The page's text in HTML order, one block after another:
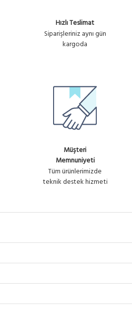
Hızlı Teslimat
Siparişleriniz aynı gün
kargoda
Müşteri
Memnuniyeti
Tüm ürünlerimizde
teknik destek hizmeti